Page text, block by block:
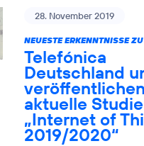
28. November 2019
NEUESTE ERKENNTNISSE
Telefónica
Deutschland
veröffentlichen
aktuelle Studie
„Internet of
2019/2020“